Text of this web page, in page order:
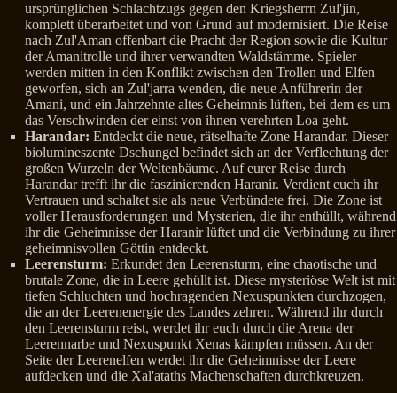
ursprünglichen Schlachtzugs gegen den Kriegsherrn Zul'jin,
komplett überarbeitet und von Grund auf modernisiert. Die Reise
nach Zul'Aman offenbart die Pracht der Region sowie die Kultur
der Amanitrolle und ihrer verwandten Waldstämme. Spieler
werden mitten in den Konflikt zwischen den Trollen und Elfen
geworfen, sich an Zul'jarra wenden, die neue Anführerin der
Amani, und ein Jahrzehnte altes Geheimnis lüften, bei dem es um
das Verschwinden der einst von ihnen verehrten Loa geht.
Harandar: Entdeckt die neue, rätselhafte Zone Harandar. Dieser
biolumineszente Dschungel befindet sich an der Verflechtung der
großen Wurzeln der Weltenbäume. Auf eurer Reise durch
Harandar trefft ihr die faszinierenden Haranir. Verdient euch ihr
Vertrauen und schaltet sie als neue Verbündete frei. Die Zone ist
voller Herausforderungen und Mysterien, die ihr enthüllt, während
ihr die Geheimnisse der Haranir lüftet und die Verbindung zu ihrer
geheimnisvollen Göttin entdeckt.
Leerensturm: Erkundet den Leerensturm, eine chaotische und
brutale Zone, die in Leere gehüllt ist. Diese mysteriöse Welt ist mit
tiefen Schluchten und hochragenden Nexuspunkten durchzogen,
die an der Leerenenergie des Landes zehren. Während ihr durch
den Leerensturm reist, werdet ihr euch durch die Arena der
Leerennarbe und Nexuspunkt Xenas kämpfen müssen. An der
Seite der Leerenelfen werdet ihr die Geheimnisse der Leere
aufdecken und die Xal'ataths Machenschaften durchkreuzen.